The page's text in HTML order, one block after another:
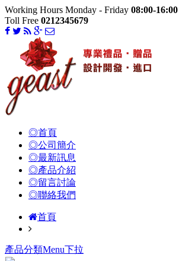
Working Hours Monday - Friday 08:00-16:00
Toll Free 0212345679
◎首頁
◎公司簡介
◎最新訊息
◎產品介紹
◎留言討論
◎聯絡我們
首頁
產品分類Menu下拉